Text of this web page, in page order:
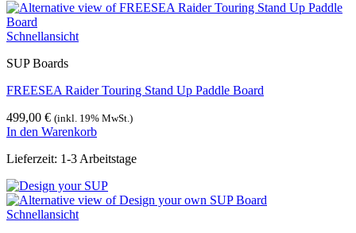
Schnellansicht
SUP Boards
FREESEA Raider Touring Stand Up Paddle Board
499,00 € (inkl. 19% MwSt.)
In den Warenkorb
Lieferzeit: 1-3 Arbeitstage
Schnellansicht